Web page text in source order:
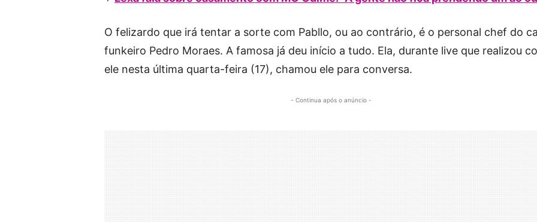
O felizardo que irá tentar a sorte com Pabllo, ou ao contrário, é o personal chef do
funkeiro Pedro Moraes. A famosa já deu início a tudo. Ela, durante live que realizou
ele nesta última quarta-feira (17), chamou ele para conversa.
- Continua após o anúncio -